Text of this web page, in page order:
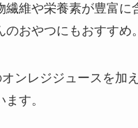
繊維や栄養素が豊富に
のおやつにもおすすめ。
ンレジジュースを加
す。